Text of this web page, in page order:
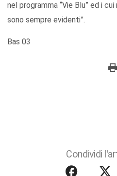
nel programma “Vie Blu” ed i
sono sempre evidenti”.
Bas 03
Condividi